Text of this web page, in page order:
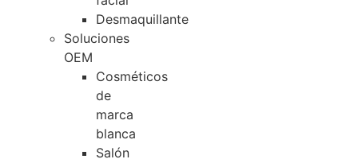
Desmaquillante
Soluciones
OEM
Cosméticos
de
marca
blanca
Salón